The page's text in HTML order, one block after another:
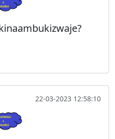
22-03-2023 12:58:10